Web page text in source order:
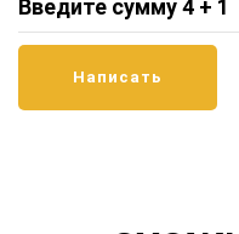
Введите сумму 4 + 1